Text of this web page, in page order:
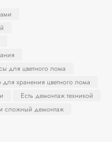
для цветного лома
для хранения цветного лома
Есть демонтаж техникой
сложный демонтаж